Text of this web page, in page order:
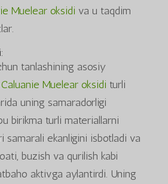
Muelear oksidi va u taqdim
tanlashining asosiy
Caluanie Muelear oksidi turli
uning samaradorligi
birikma turli materiallarni
samarali ekanligini isbotladi va
buzish va qurilish kabi
aktivga aylantirdi. Uning